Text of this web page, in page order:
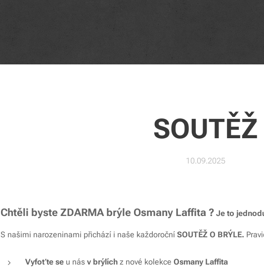
SOUTĚŽ
10.09.2025
Chtěli byste ZDARMAbrýle Osmany Laffita ? Je to
S našimi narozeninami přichází i naše každoroční SOUTĚŽ O BRÝLE.
Vyfoťte se u nás v brýlích z nové kolekce Osmany Laffita